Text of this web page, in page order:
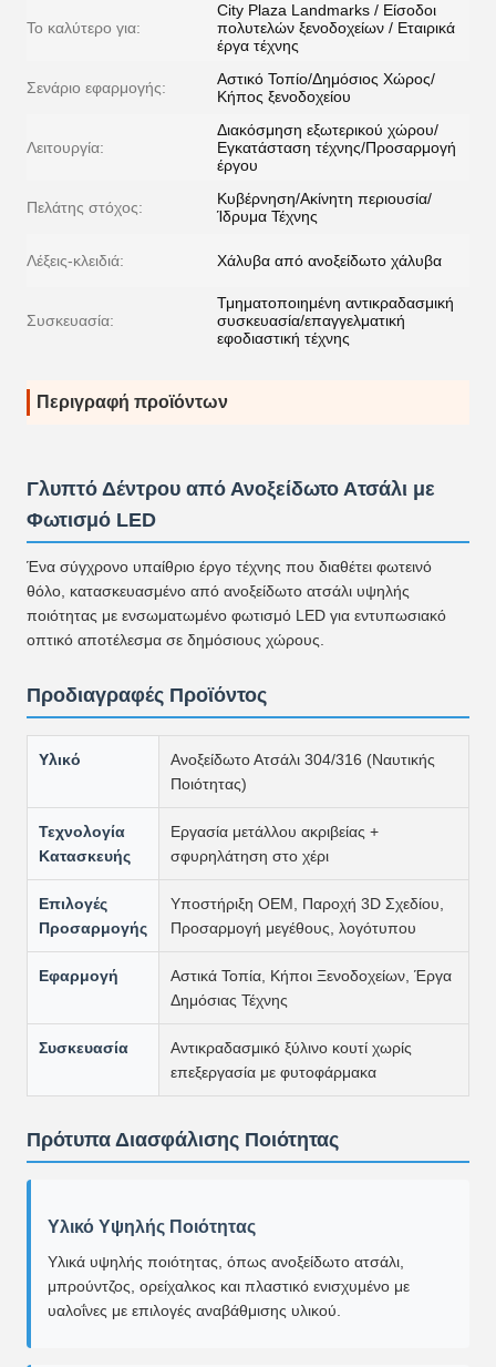
Το καλύτερο για:
City Plaza Landmarks / Είσοδοι
πολυτελών ξενοδοχείων / Εταιρικά
έργα τέχνης
Σενάριο εφαρμογής:
Αστικό Τοπίο/Δημόσιος Χώρος/
Κήπος ξενοδοχείου
Λειτουργία:
Διακόσμηση εξωτερικού χώρου/
Εγκατάσταση τέχνης/Προσαρμογή
έργου
Πελάτης στόχος:
Κυβέρνηση/Ακίνητη περιουσία/
Ίδρυμα Τέχνης
Λέξεις-κλειδιά: Χάλυβα από ανοξείδωτο χάλυβα
Συσκευασία:
Τμηματοποιημένη αντικραδασμική
συσκευασία/επαγγελματική
εφοδιαστική τέχνης
Περιγραφή προϊόντων
Γλυπτό Δέντρου από Ανοξείδωτο Ατσάλι με
Φωτισμό LED
Ένα σύγχρονο υπαίθριο έργο τέχνης που διαθέτει φωτεινό
θόλο, κατασκευασμένο από ανοξείδωτο ατσάλι υψηλής
ποιότητας με ενσωματωμένο φωτισμό LED για εντυπωσιακό
οπτικό αποτέλεσμα σε δημόσιους χώρους.
Προδιαγραφές Προϊόντος
Υλικό
Ανοξείδωτο Ατσάλι 304/316 (Ναυτικής
Ποιότητας)
Τεχνολογία
Κατασκευής
Εργασία μετάλλου ακριβείας +
σφυρηλάτηση στο χέρι
Επιλογές
Προσαρμογής
Υποστήριξη OEM, Παροχή 3D Σχεδίου,
Προσαρμογή μεγέθους, λογότυπου
Εφαρμογή
Αστικά Τοπία, Κήποι Ξενοδοχείων, Έργα
Δημόσιας Τέχνης
Συσκευασία
Αντικραδασμικό ξύλινο κουτί χωρίς
επεξεργασία με φυτοφάρμακα
Πρότυπα Διασφάλισης Ποιότητας
Υλικό Υψηλής Ποιότητας
Υλικά υψηλής ποιότητας, όπως ανοξείδωτο ατσάλι,
μπρούντζος, ορείχαλκος και πλαστικό ενισχυμένο με
υαλοΐνες με επιλογές αναβάθμισης υλικού.